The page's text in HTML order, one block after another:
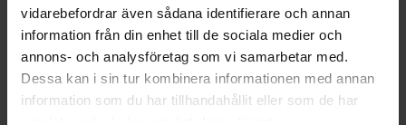
vidarebefordrar även sådana identifierare och annan
information från din enhet till de sociala medier och
annons- och analysföretag som vi samarbetar med.
Dessa kan i sin tur kombinera informationen med annan
information som du har tillhandahållit eller som de har
Populära produkter